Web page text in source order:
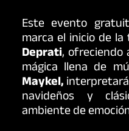
Este evento
marca el inicio de
Deprati, ofreciendo
mágica llena de
Maykel,
navideños y
ambiente de